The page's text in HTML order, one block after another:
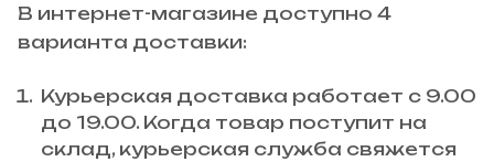
В интернет-магазине доступно 4
варианта доставки:
Курьерская доставка работает с 9.00
до 19.00. Когда товар поступит на
склад, курьерская служба свяжется